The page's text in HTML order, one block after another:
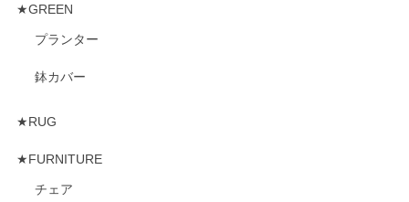
★GREEN
プランター
鉢カバー
★RUG
★FURNITURE
チェア